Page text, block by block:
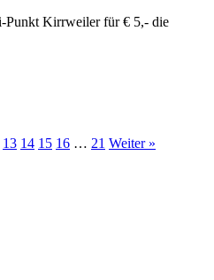
Punkt Kirrweiler für € 5,- die
13 14 15 16 … 21 Weiter »